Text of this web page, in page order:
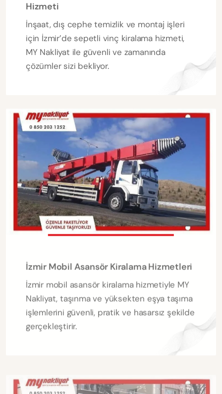
Hizmeti
İnşaat, dış cephe temizlik ve montaj işleri
için İzmir’de sepetli vinç kiralama hizmeti,
MY Nakliyat ile güvenli ve zamanında
çözümler sizi bekliyor.
İzmir Mobil Asansör Kiralama Hizmetleri
İzmir mobil asansör kiralama hizmetiyle MY
Nakliyat, taşınma ve yüksekten eşya taşıma
işlemlerini güvenli, pratik ve hasarsız şekilde
gerçekleştirir.